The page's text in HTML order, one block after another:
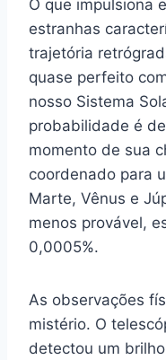
O que impulsiona
estranhas
trajetória
quase perfeito
nosso Sistema
probabilidade é
momento de sua
coordenado para
Marte, Vênus e
menos provável,
0,0005%.
As observações
mistério. O
detectou um